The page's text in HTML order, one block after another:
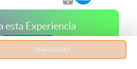
esta Experiencia
REGALARFINALIZADO